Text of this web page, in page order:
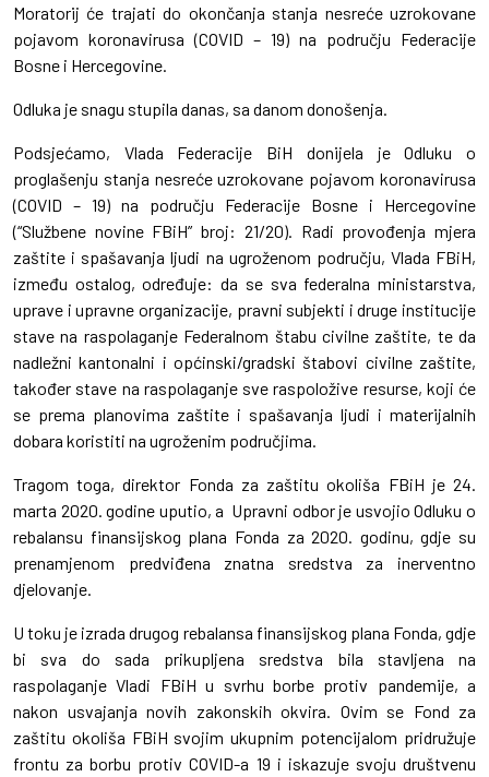
Moratorij će trajati do okončanja stanja nesreće uzrokovane
pojavom koronavirusa (COVID – 19) na području Federacije
Bosne i Hercegovine.
Odluka je snagu stupila danas, sa danom donošenja.
Podsjećamo, Vlada Federacije BiH donijela je Odluku o
proglašenju stanja nesreće uzrokovane pojavom koronavirusa
(COVID – 19) na području Federacije Bosne i Hercegovine
(“Službene novine FBiH” broj: 21/20). Radi provođenja mjera
zaštite i spašavanja ljudi na ugroženom području, Vlada FBiH,
između ostalog, određuje: da se sva federalna ministarstva,
uprave i upravne organizacije, pravni subjekti i druge institucije
stave na raspolaganje Federalnom štabu civilne zaštite, te da
nadležni kantonalni i općinski/gradski štabovi civilne zaštite,
također stave na raspolaganje sve raspoložive resurse, koji će
se prema planovima zaštite i spašavanja ljudi i materijalnih
dobara koristiti na ugroženim područjima.
Tragom toga, direktor Fonda za zaštitu okoliša FBiH je 24.
marta 2020. godine uputio, a Upravni odbor je usvojio Odluku o
rebalansu finansijskog plana Fonda za 2020. godinu, gdje su
prenamjenom predviđena znatna sredstva za inerventno
djelovanje.
U toku je izrada drugog rebalansa finansijskog plana Fonda, gdje
bi sva do sada prikupljena sredstva bila stavljena na
raspolaganje Vladi FBiH u svrhu borbe protiv pandemije, a
nakon usvajanja novih zakonskih okvira. Ovim se Fond za
zaštitu okoliša FBiH svojim ukupnim potencijalom pridružuje
frontu za borbu protiv COVID-a 19 i iskazuje svoju društvenu